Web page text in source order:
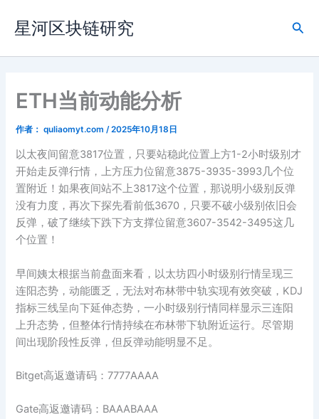
容
星河区块链研究
搜
ETH当前动能分析
作者： quliaomyt.com /2025年10月18日
以太夜间留意3817位置，只要站稳此位置上方1-2小时级别才
开始走反弹行情，上方压力位留意3875-3935-3993几个位
置附近！如果夜间站不上3817这个位置，那说明小级别反弹
没有力度，再次下探先看前低3670，只要不破小级别依旧会
反弹，破了继续下跌下方支撑位留意3607-3542-3495这几
个位置！
早间姨太根据当前盘面来看，以太坊四小时级别行情呈现三
连阳态势，动能匮乏，无法对布林带中轨实现有效突破，KDJ
指标三线呈向下延伸态势，一小时级别行情同样显示三连阳
上升态势，但整体行情持续在布林带下轨附近运行。尽管期
间出现阶段性反弹，但反弹动能明显不足。
Bitget高返邀请码：7777AAAA
Gate高返邀请码：BAAABAAA